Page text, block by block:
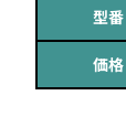
型番
価格